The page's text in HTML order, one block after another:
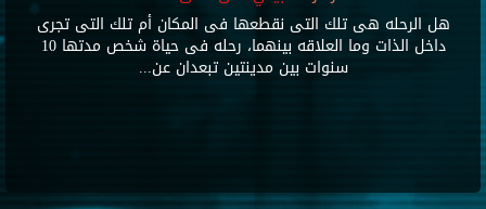
هل الرحله هى تلك التى نقطعها فى المكان أم تلك التى تجرى
داخل الذات وما العلاقه بينهما، رحله فى حياة شخص مدتها 10
سنوات بين مدينتين تبعدان عن...